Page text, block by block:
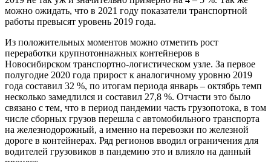
можно ожидать, что в 2021 году показатели транспортной
работы превысят уровень 2019 года.
Из положительных моментов можно отметить рост
переработки крупнотоннажных контейнеров в
Новосибирском транспортно-логистическом узле. За первое
полугодие 2020 года прирост к аналогичному уровню 2019
года составил 32 %, по итогам периода январь – октябрь темп
несколько замедлился и составил 27,8 %. Отчасти это было
связано с тем, что в период пандемии часть грузопотока, в том
числе сборных грузов перешла с автомобильного транспорта
на железнодорожный, а именно на перевозки по железной
дороге в контейнерах. Ряд регионов вводил ограничения для
водителей грузовиков в пандемию это и влияло на данный